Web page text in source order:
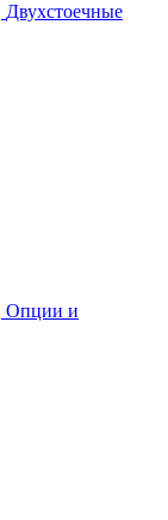
Двухстоечные
Опции и